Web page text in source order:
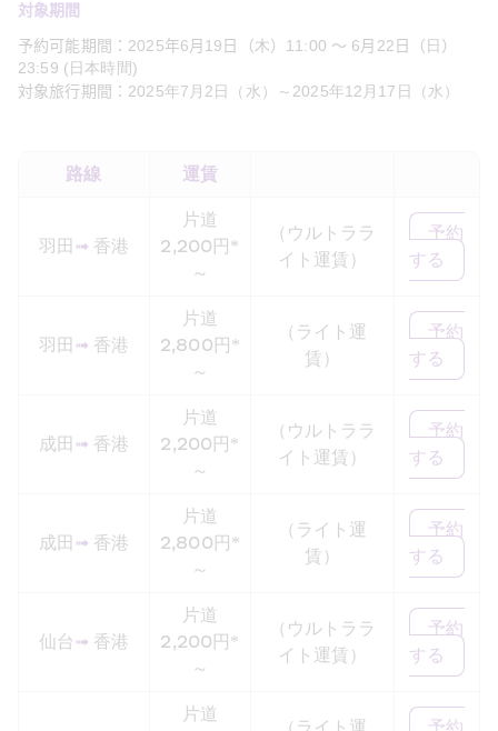
対象期間
予約可能期間： 2025年6月 19 日（木） 11:00 ～ 6月 22 日（ 日 ）
23:59 ( 日本時間)
対象旅行期間： 2025年7 月 2 日（水）～ 2025年12 月 17 日（水）
路線 運賃
羽田 ➟ 香港
片道
2,200円*
～
（ウルトララ
イト運賃）
予約
する
羽田 ➟ 香港
片道
2,800円*
～
（ライト運
賃）
予約
する
成田 ➟ 香港
片道
2,200円*
～
（ウルトララ
イト運賃）
予約
する
成田 ➟ 香港
片道
2,800円*
～
（ライト運
賃）
予約
する
仙台 ➟ 香港
片道
2,200円*
～
（ウルトララ
イト運賃）
予約
する
片道